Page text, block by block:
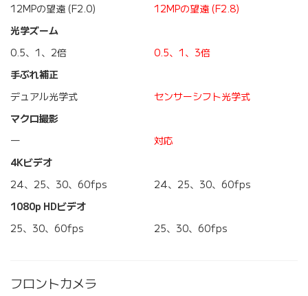
12MPの望遠 (F2.0)
12MPの望遠 (F2.8)
光学ズーム
0.5、1、2倍
0.5、1、3倍
手ぶれ補正
デュアル光学式
センサーシフト光学式
マクロ撮影
―
対応
4Kビデオ
24、25、30、60fps
24、25、30、60fps
1080p HDビデオ
25、30、60fps
25、30、60fps
フロントカメラ